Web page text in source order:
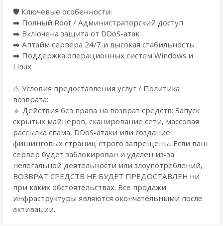
🛡️ Ключевые особенности:
➡️ Полный Root / Администраторский доступ
➡️ Включена защита от DDoS-атак
➡️ Аптайм сервера 24/7 и высокая стабильность
➡️ Поддержка операционных систем Windows и
Linux
⚠️ Условия предоставления услуг / Политика
возврата:
🔹 Действия без права на возврат средств: Запуск
скрытых майнеров, сканирование сети, массовая
рассылка спама, DDoS-атаки или создание
фишинговых страниц строго запрещены. Если ваш
сервер будет заблокирован и удален из-за
нелегальной деятельности или злоупотреблений,
ВОЗВРАТ СРЕДСТВ НЕ БУДЕТ ПРЕДОСТАВЛЕН ни
при каких обстоятельствах. Все продажи
инфраструктуры являются окончательными после
активации.